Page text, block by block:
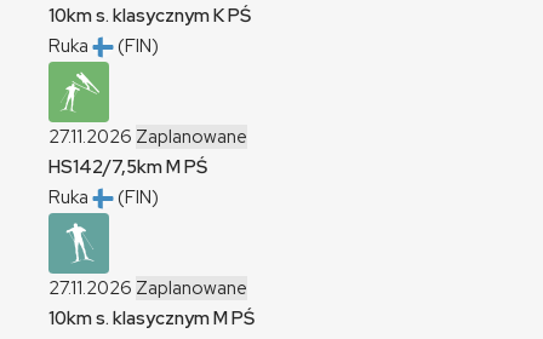
10km s. klasycznymKPŚ
Ruka
(FIN)
27.11.2026 Zaplanowane
HS142/7,5kmMPŚ
Ruka
(FIN)
27.11.2026 Zaplanowane
10km s. klasycznymMPŚ